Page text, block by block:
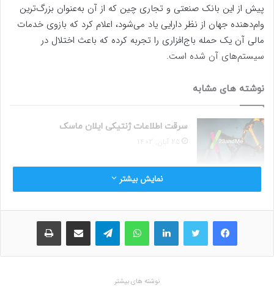
پیش از این بانک صنعتی و تجاری چین که از آن به‌عنوان بزرگ‌ترین
وام‌دهنده جهان از نظر دارایی یاد می‌شود، اعلام کرد که بازوی خدمات
مالی آن یک حمله باج‌افزاری را تجربه کرده که باعث اختلال در
سیستم‌های آن شده است.
نوشته های مشابه
سرقت اطلاعات ژنتیکی ایلان ماسک
25 آبان, 1402
هک شدن بزرگترین شرکت نرم‌افزار آمریکایی
حمله و به دنبال آن اختلال باعث شد تا این کارگزاری به طور موقت 9
بیشتر از سرمایه خالص آن است.
نمایش بیشتر
فیسبوک لینکداین واتس آپ اشتراک گذاری با ایمیل
نوشته های بیشتر